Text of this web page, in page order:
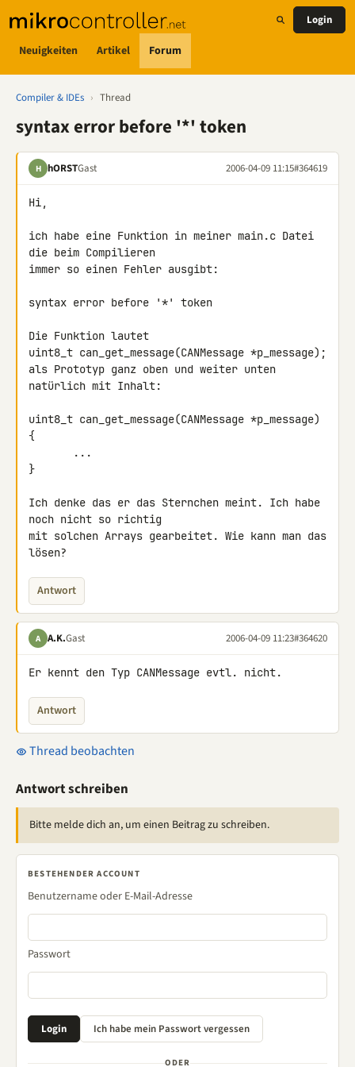
Neuigkeiten Artikel Forum
Login
Compiler & IDEs › Thread
syntax error before '*' token
H hORSTGast 2006-04-09 11:15#364619
Hi,
ich habe eine Funktion in meiner main.c Datei
die beim Compilieren
immer so einen Fehler ausgibt:
syntax error before '*' token
Die Funktion lautet
uint8_t can_get_message(CANMessage *p_message);
als Prototyp ganz oben und weiter unten
natürlich mit Inhalt:
uint8_t can_get_message(CANMessage *p_message)
{
}
Ich denke das er das Sternchen meint. Ich habe
noch nicht so richtig
mit solchen Arrays gearbeitet. Wie kann man das
lösen?
Antwort
A A.K.Gast 2006-04-09 11:23#364620
Er kennt den Typ CANMessage evtl. nicht.
Antwort
Thread beobachten
Antwort schreiben
Bitte melde dich an, um einen Beitrag zu schreiben.
BESTEHENDER ACCOUNT
Benutzername oder E-Mail-Adresse
Passwort
ODER